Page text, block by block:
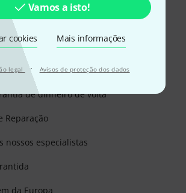
Vamos a isto!
cookies Mais informações
legal · Avisos de proteção dos dados
ser feito de forma segura através de
PayPal ou Cartão de crédito.
de 3 anos
de dinheiro de volta
Reparação
nossos especialistas
da Europa